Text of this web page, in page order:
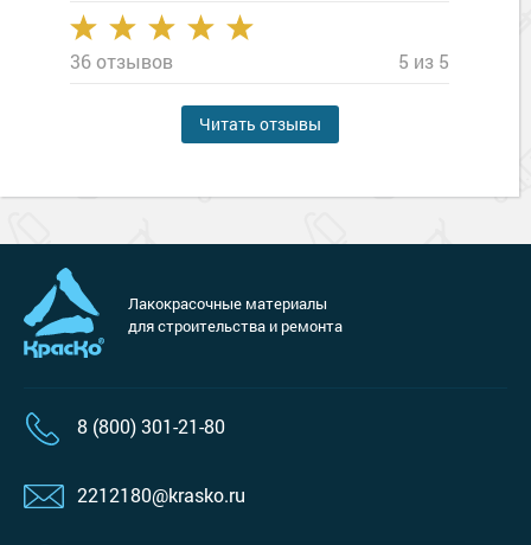
36 отзывов 5 из 5
Читать отзывы
Лакокрасочные материалы
для строительства и ремонта
8 (800) 301-21-80
2212180@krasko.ru